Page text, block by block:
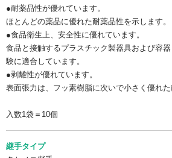
●耐薬品性が優れています。
ほとんどの薬品に優れた耐薬品性を示します。
●食品衛生上、安全性に優れています。
食品と接触するプラスチック製器具および容
験に適合しています。
●剥離性が優れています。
表面張力は、フッ素樹脂に次いで小さく優れた
入数1袋＝10個
継手タイプ